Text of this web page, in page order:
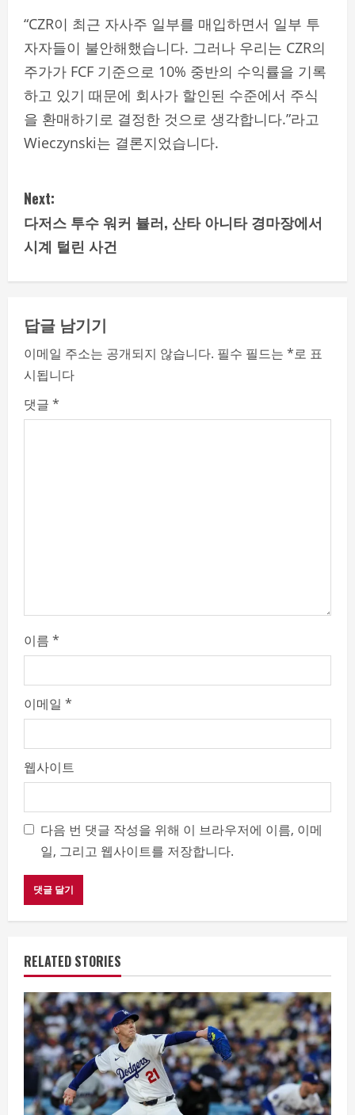
“CZR이 최근 자사주 일부를 매입하면서 일부 투
자자들이 불안해했습니다. 그러나 우리는 CZR의
주가가 FCF 기준으로 10% 중반의 수익률을 기록
하고 있기 때문에 회사가 할인된 수준에서 주식
을 환매하기로 결정한 것으로 생각합니다.”라고
Wieczynski는 결론지었습니다.
C
o
n
t
i
n
u
e
n
g
Next:
다저스 투수 워커 뷸러, 산타 아니타 경마장에서
시계 털린 사건
답글 남기기
이메일 주소는 공개되지 않습니다. 필수 필드는 *로 표
시됩니다
댓글 *
이름 *
이메일 *
웹사이트
다음 번 댓글 작성을 위해 이 브라우저에 이름, 이메
일, 그리고 웹사이트를 저장합니다.
RELATED STORIES